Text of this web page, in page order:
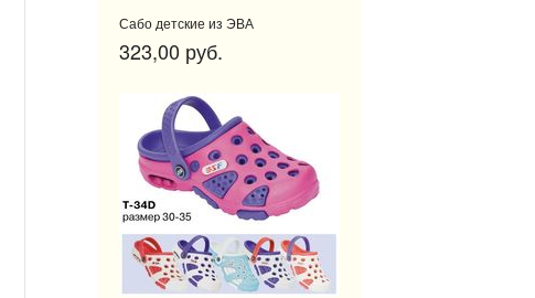
Сабо детские из ЭВА
323,00 руб.